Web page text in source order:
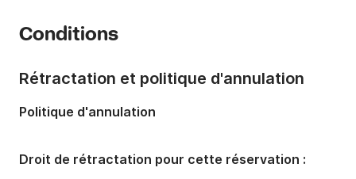
Capacité à bord:
Conditions
Rétractation et politique d'annulation
Politique d'annulation
Droit de rétractation pour cette réservation :